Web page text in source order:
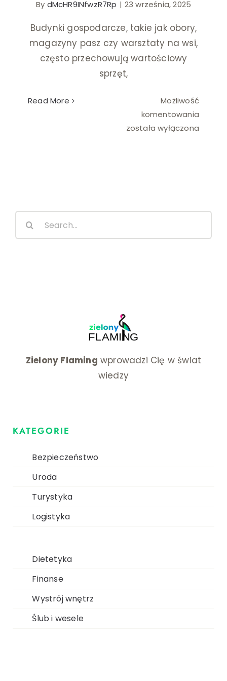
Wystrój wnętrz
By dMcHR9INfwzR7Rp | 23 września, 2025
Budynki gospodarcze, takie jak obory,
magazyny pasz czy warsztaty na wsi,
często przechowują wartościowy
sprzęt,
Read More
Możliwość
komentowania
została wyłączona
Zielony Flaming wprowadzi Cię w świat
wiedzy
KATEGORIE
Bezpieczeństwo
Uroda
Turystyka
Logistyka
Dietetyka
Finanse
Wystrój wnętrz
Ślub i wesele